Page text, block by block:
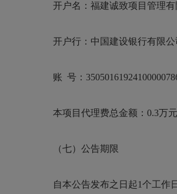
开户名：福建诚致项目管理有
开户行：中国建设银行有限
账 号：
本项目代理费总金额： 0.3万
（七） 公告期限
自本公告发布之日起1个工作